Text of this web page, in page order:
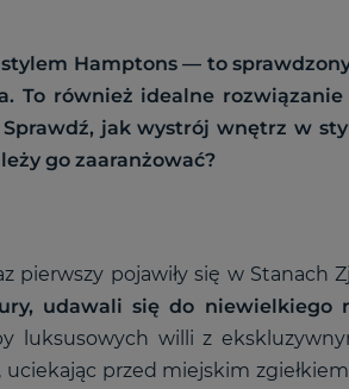
Hamptons — to
To również idealne
jak wystrój wnętrz w
go zaaranżować?
pierwszy pojawiły się w Stanach
udawali się do niewielkiego
luksusowych willi z
przed miejskim